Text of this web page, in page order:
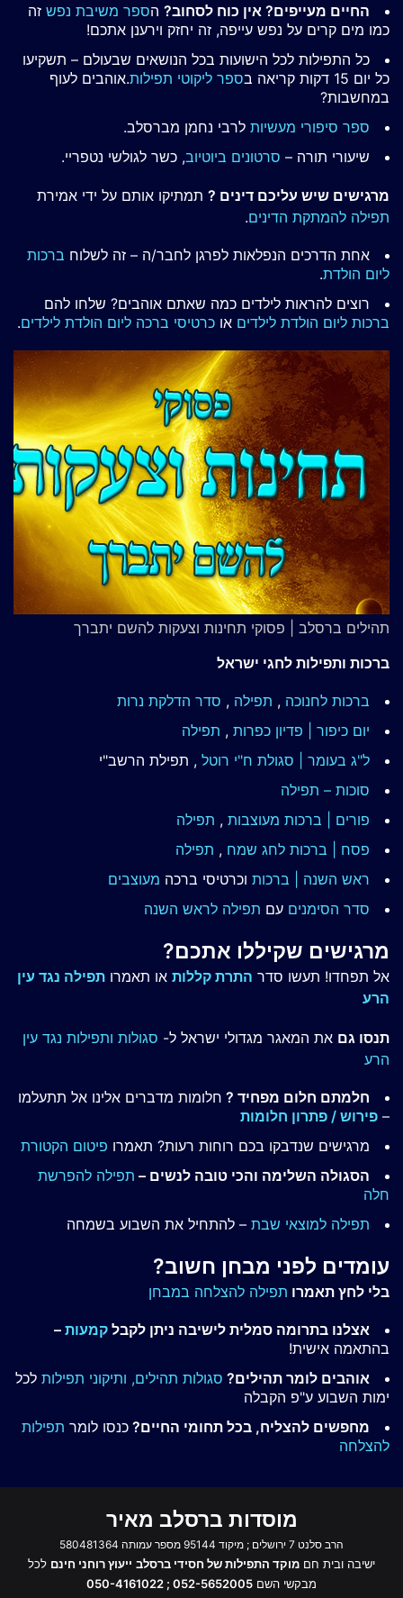
החיים מעייפים? אין כוח לסחוב? הספר משיבת נפש זה
כמו מים קרים על נפש עייפה, זה יחזק וירענן אתכם!
כל התפילות לכל הישועות בכל הנושאים שבעולם – תשקיעו
כל יום 15 דקות קריאה ב
ספר ליקוטי תפילות.אוהבים לעוף
במחשבות?
ספר סיפורי מעשיות לרבי נחמן מברסלב.
שיעורי תורה – סרטונים ביוטיוב, כשר לגולשי נטפריי.
מרגישים שיש עליכם דינים ? תמתיקו אותם על ידי אמירת
תפילה להמתקת הדינים.
אחת הדרכים הנפלאות לפרגן לחבר/ה – זה לשלוח ברכות
ליום הולדת.
רוצים להראות לילדים כמה שאתם אוהבים? שלחו להם
ברכות ליום הולדת לילדים או כרטיסי ברכה ליום הולדת לילדים.
תהילים ברסלב | פסוקי תחינות וצעקות להשם יתברך
ברכות ותפילות לחגי ישראל
ברכות לחנוכה , תפילה , סדר הדלקת נרות
יום כיפור | פדיון כפרות , תפילה
ל"ג בעומר | סגולת ח"י רוטל , תפילת הרשב"י
סוכות – תפילה
פורים | ברכות מעוצבות , תפילה
פסח | ברכות לחג שמח , תפילה
ראש השנה | ברכות וכרטיסי ברכה מעוצבים
סדר הסימנים עם תפילה לראש השנה
מרגישים שקיללו אתכם?
אל תפחדו! תעשו סדר התרת קללות או תאמרו תפילה נגד עין
הרע
תנסו גם את המאגר מגדולי ישראל ל- סגולות ותפילות נגד עין
הרע
חלמתם חלום מפחיד ? חלומות מדברים אלינו אל תתעלמו
– פירוש / פתרון חלומות
מרגישים שנדבקו בכם רוחות רעות? תאמרו פיטום הקטורת
הסגולה השלימה והכי טובה לנשים – תפילה להפרשת
חלה
תפילה למוצאי שבת – להתחיל את השבוע בשמחה
עומדים לפני מבחן חשוב?
בלי לחץ תאמרו תפילה להצלחה במבחן
אצלנו בתרומה סמלית לישיבה ניתן לקבל קמעות –
בהתאמה אישית!
אוהבים לומר תהילים? סגולות תהילים, ותיקוני תפילות לכל
ימות השבוע ע"פ הקבלה
מחפשים להצליח, בכל תחומי החיים? כנסו לומר תפילות
להצלחה
מוסדות ברסלב מאיר
הרב סלנט 7 ירושלים ; מיקוד 95144 מספר עמותה 580481364
ישיבה ובית חם מוקד התפילות של חסידי ברסלב ייעוץ רוחני חינם לכל
מבקשי השם 052-5652005 ; 050-4161022